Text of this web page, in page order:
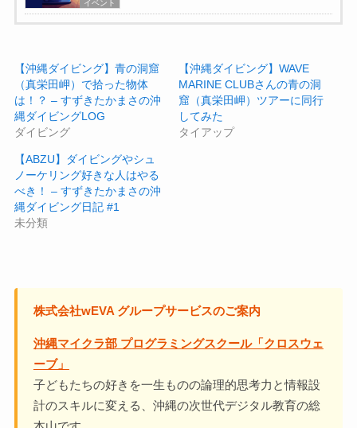
イベント
【沖縄ダイビング】青の洞窟
（真栄田岬）で拾った物体
は！？ – すずきたかまさの沖
縄ダイビングLOG
ダイビング
【沖縄ダイビング】WAVE
MARINE CLUBさんの青の洞
窟（真栄田岬）ツアーに同行
してみた
タイアップ
【ABZU】ダイビングやシュ
ノーケリング好きな人はやる
べき！ – すずきたかまさの沖
縄ダイビング日記 #1
未分類
株式会社wEVA グループサービスのご案内
沖縄マイクラ部 プログラミングスクール「クロスウェ
ーブ」
子どもたちの好きを一生ものの論理的思考力と情報設
計のスキルに変える、沖縄の次世代デジタル教育の総